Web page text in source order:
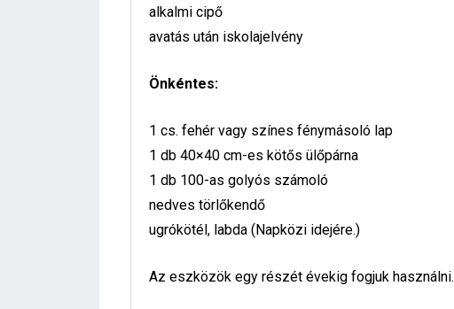
alkalmi cipő
avatás után iskolajelvény
Önkéntes:
1 cs. fehér vagy színes fénymásoló lap
1 db 40×40 cm-es kötős ülőpárna
1 db 100-as golyós számoló
nedves törlőkendő
ugrókötél, labda (Napközi idejére.)
Az eszközök egy részét évekig fogjuk használni.